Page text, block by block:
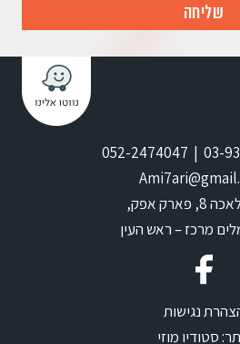
אפק,
מרכז – ראש העין
נגישות
סטודיו מוזי